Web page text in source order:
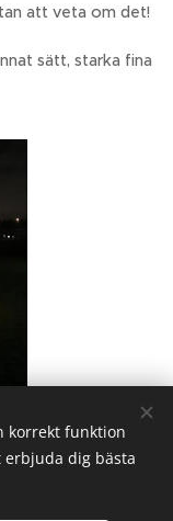
att veta om det!
sätt, starka fina
korrekt funktion
erbjuda dig bästa